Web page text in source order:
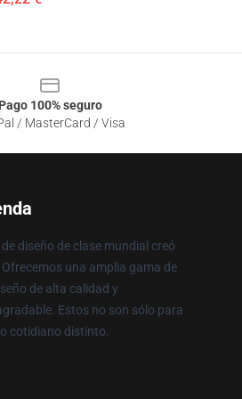
Pago 100% seguro
/ MasterCard / Visa
diseño de clase mundial creó
una amplia gama de
de alta calidad y
Estos no son sólo para
cotidiano distinto.